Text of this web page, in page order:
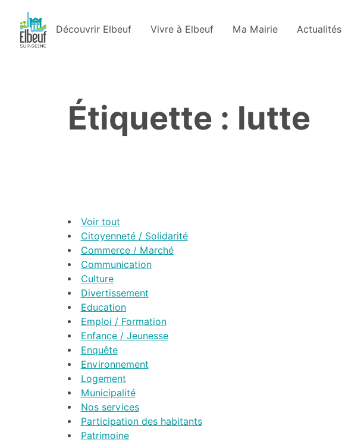
Découvrir Elbeuf Vivre à Elbeuf Ma Mairie Actualités
Étiquette : lutte
Voir tout
Citoyenneté / Solidarité
Commerce / Marché
Communication
Culture
Divertissement
Education
Emploi / Formation
Enfance / Jeunesse
Enquête
Environnement
Logement
Municipalité
Nos services
Participation des habitants
Patrimoine